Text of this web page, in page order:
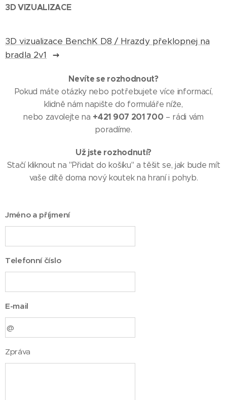
3D VIZUALIZACE
3D vizualizace BenchK D8 / Hrazdy překlopnej na
bradla 2v1
Nevíte se rozhodnout?
Pokud máte otázky nebo potřebujete více informací,
klidně nám napište do formuláře níže,
nebo zavolejte na +421 907 201 700 – rádi vám
poradíme.
Už jste rozhodnutí?
Stačí kliknout na "Přidat do košíku" a těšit se, jak bude mít
vaše dítě doma nový koutek na hraní i pohyb.
Jméno a příjmení
Telefonní číslo
E-mail
Zpráva